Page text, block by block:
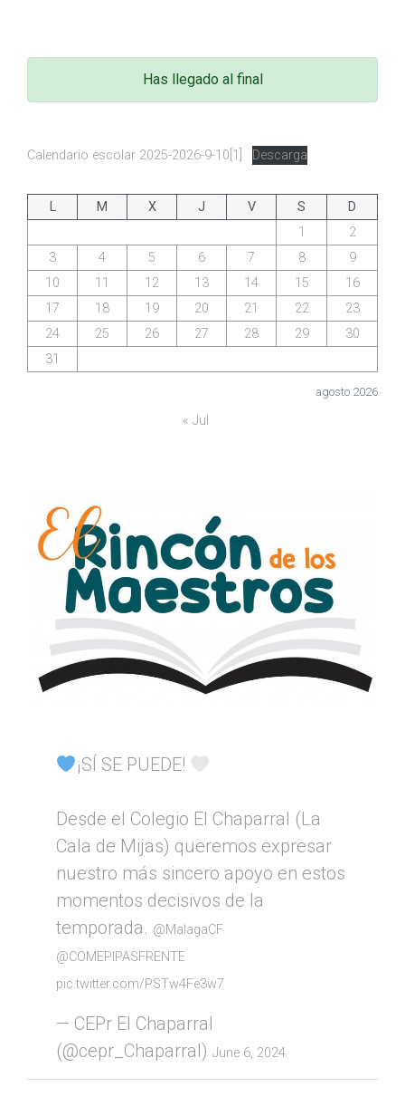
Has llegado al final
Calendario escolar 2025-2026-9-10[1] Descarga
agosto 2026
L M X J V S
D
1
2
3
4 5 6 7 8
9
10
11 12 13 14 15
16
17
18 19 20 21 22
23
24
25 26 27 28 29
30
31
« Jul
¡SÍ SE PUEDE!
Desde el Colegio El Chaparral (La
Cala de Mijas) queremos expresar
nuestro más sincero apoyo en estos
momentos decisivos de la
temporada. @MalagaCF
@COMEPIPASFRENTE
pic.twitter.com/PSTw4Fe3w7
— CEPr El Chaparral
(@cepr_Chaparral) June 6, 2024